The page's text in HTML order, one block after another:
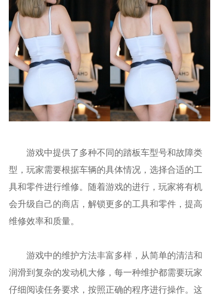
游戏中提供了多种不同的踏板车型号和故障类
型，玩家需要根据车辆的具体情况，选择合适的工
具和零件进行维修。随着游戏的进行，玩家将有机
会升级自己的商店，解锁更多的工具和零件，提高
维修效率和质量。
游戏中的维护方法丰富多样，从简单的清洁和
润滑到复杂的发动机大修，每一种维护都需要玩家
仔细阅读任务要求，按照正确的程序进行操作。这